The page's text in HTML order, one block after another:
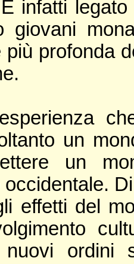
infatti
giovani
più profonda
un
un
effetti del
ordini